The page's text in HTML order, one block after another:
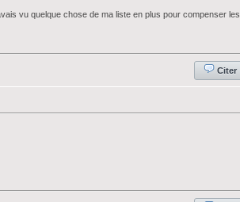
vu quelque chose de ma liste en plus pour compenser les
Citer